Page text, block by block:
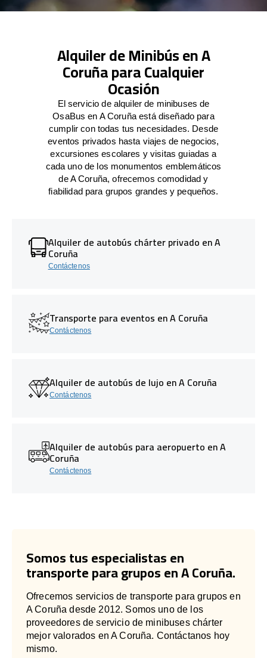
Alquiler de Minibús en A
Coruña para Cualquier
Ocasión
El servicio de alquiler de minibuses de
OsaBus en A Coruña está diseñado para
cumplir con todas tus necesidades. Desde
eventos privados hasta viajes de negocios,
excursiones escolares y visitas guiadas a
cada uno de los monumentos emblemáticos
de A Coruña, ofrecemos comodidad y
fiabilidad para grupos grandes y pequeños.
Alquiler de autobús chárter privado en A
Coruña
Contáctenos
Transporte para eventos en A Coruña
Contáctenos
Alquiler de autobús de lujo en A Coruña
Contáctenos
Alquiler de autobús para aeropuerto en A
Coruña
Contáctenos
Somos tus especialistas en
transporte para grupos en A Coruña.
Ofrecemos servicios de transporte para grupos en
A Coruña desde 2012. Somos uno de los
proveedores de servicio de minibuses chárter
mejor valorados en A Coruña. Contáctanos hoy
mismo.